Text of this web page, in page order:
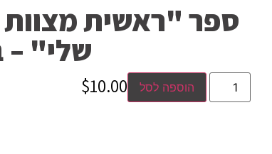
ספר "ראשית מצוות
שלי"
הוספה לסל $10.00